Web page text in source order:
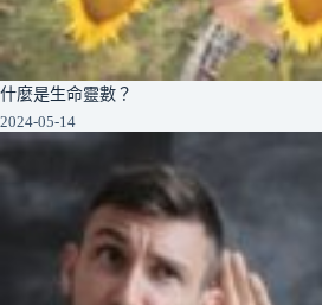
什麼是生命靈數？
2024-05-14